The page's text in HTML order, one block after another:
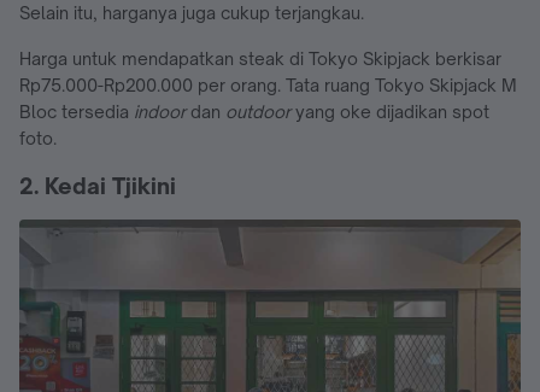
Selain itu, harganya juga cukup terjangkau.
Harga untuk mendapatkan steak di Tokyo Skipjack berkisar
Rp75.000-Rp200.000 per orang. Tata ruang Tokyo Skipjack M
Bloc tersedia indoordan outdooryang oke dijadikan spot
foto.
2. Kedai Tjikini